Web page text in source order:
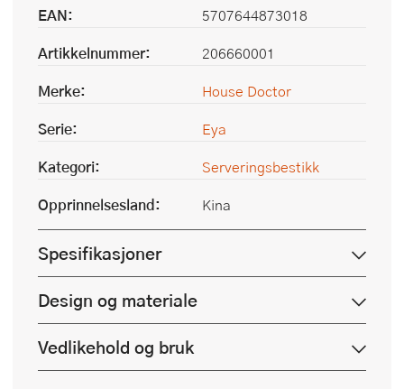
EAN:
5707644873018
Artikkelnummer:
206660001
Merke:
House Doctor
Serie:
Eya
Kategori:
Serveringsbestikk
Opprinnelsesland:
Kina
Spesifikasjoner
Design og materiale
Vedlikehold og bruk